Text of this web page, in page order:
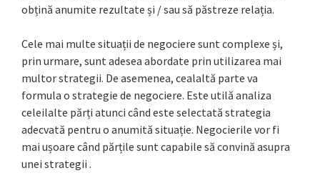
obțină anumite rezultate și / sau să păstreze relația.
Cele mai multe situații de negociere sunt complexe și,
prin urmare, sunt adesea abordate prin utilizarea mai
multor strategii. De asemenea, cealaltă parte va
formula o strategie de negociere. Este utilă analiza
celeilalte părți atunci când este selectată strategia
adecvată pentru o anumită situație. Negocierile vor fi
mai ușoare când părțile sunt capabile să convină asupra
unei strategii .